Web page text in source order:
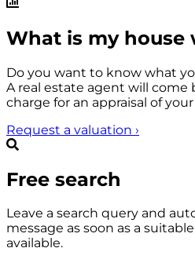
What is my house
Do you want to know what
A real estate agent will come
charge for an appraisal of
Request a valuation ›
Free search
Leave a search query and
message as soon as a
available.